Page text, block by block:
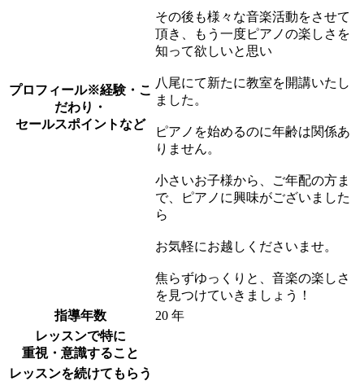
プロフィール※経験・こ
だわり・
セールスポイントなど
その後も様々な音楽活動をさせて
頂き、もう一度ピアノの楽しさを
知って欲しいと思い
八尾にて新たに教室を開講いたし
ました。
ピアノを始めるのに年齢は関係あ
りません。
小さいお子様から、ご年配の方ま
で、ピアノに興味がございました
ら
お気軽にお越しくださいませ。
焦らずゆっくりと、音楽の楽しさ
を見つけていきましょう！
指導年数
20 年
レッスンで特に
重視・意識すること
レッスンを続けてもらう